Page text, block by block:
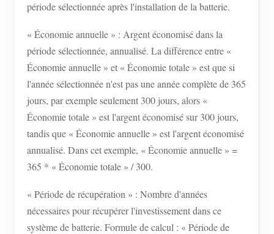
période sélectionnée après l'installation de la batterie.
« Économie annuelle » : Argent économisé dans la
période sélectionnée, annualisé. La différence entre «
Économie annuelle » et « Économie totale » est que si
l'année sélectionnée n'est pas une année complète de 365
jours, par exemple seulement 300 jours, alors «
Économie totale » est l'argent économisé sur 300 jours,
tandis que « Économie annuelle » est l'argent économisé
annualisé. Dans cet exemple, « Économie annuelle » =
365 * « Économie totale » / 300.
« Période de récupération » : Nombre d'années
nécessaires pour récupérer l'investissement dans ce
système de batterie. Formule de calcul : « Période de